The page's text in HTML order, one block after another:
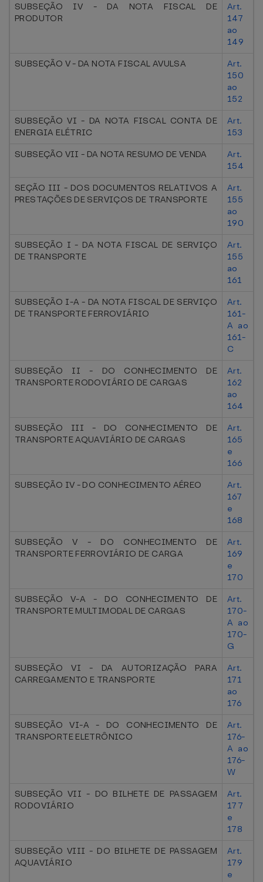
SUBSEÇÃO IV - DA NOTA FISCAL DE
PRODUTOR
Art.
147
ao
149
SUBSEÇÃO V - DA NOTA FISCAL AVULSA
Art.
150
ao
152
SUBSEÇÃO VI - DA NOTA FISCAL CONTA DE
ENERGIA ELÉTRIC
Art.
153
SUBSEÇÃO VII - DA NOTA RESUMO DE VENDA
Art.
154
SEÇÃO III - DOS DOCUMENTOS RELATIVOS A
PRESTAÇÕES DE SERVIÇOS DE TRANSPORTE
Art.
155
ao
190
SUBSEÇÃO I - DA NOTA FISCAL DE SERVIÇO
DE TRANSPORTE
Art.
155
ao
161
SUBSEÇÃO I-A - DA NOTA FISCAL DE SERVIÇO
DE TRANSPORTE FERROVIÁRIO
Art.
161-
A ao
161-
C
SUBSEÇÃO II - DO CONHECIMENTO DE
TRANSPORTE RODOVIÁRIO DE CARGAS
Art.
162
ao
164
SUBSEÇÃO III - DO CONHECIMENTO DE
TRANSPORTE AQUAVIÁRIO DE CARGAS
Art.
165
e
166
SUBSEÇÃO IV - DO CONHECIMENTO AÉREO
Art.
167
e
168
SUBSEÇÃO V - DO CONHECIMENTO DE
TRANSPORTE FERROVIÁRIO DE CARGA
Art.
169
e
170
SUBSEÇÃO V-A - DO CONHECIMENTO DE
TRANSPORTE MULTIMODAL DE CARGAS
Art.
170-
A ao
170-
G
SUBSEÇÃO VI - DA AUTORIZAÇÃO PARA
CARREGAMENTO E TRANSPORTE
Art.
171
ao
176
SUBSEÇÃO VI-A - DO CONHECIMENTO DE
TRANSPORTE ELETRÔNICO
Art.
176-
A ao
176-
W
SUBSEÇÃO VII - DO BILHETE DE PASSAGEM
RODOVIÁRIO
Art.
177
e
178
SUBSEÇÃO VIII - DO BILHETE DE PASSAGEM
AQUAVIÁRIO
Art.
179
e